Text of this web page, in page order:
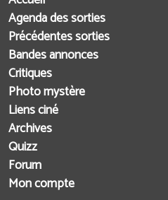
Agenda des sorties
Précédentes sorties
Bandes annonces
Critiques
Photo mystère
Liens ciné
Archives
Quizz
Forum
Mon compte